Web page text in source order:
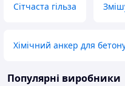
Сітчаста гільза
Хімічний анкер для
Популярні виробники